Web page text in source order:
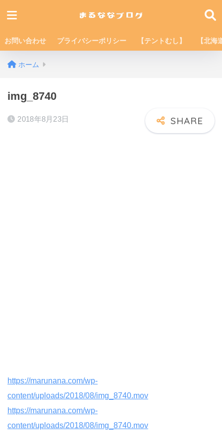
お問い合わせ プライバシーポリシー 【テントむし】 【北海
ホーム
img_8740
2018年8月23日
https://marunana.com/wp-
content/uploads/2018/08/img_8740.mov
https://marunana.com/wp-
content/uploads/2018/08/img_8740.mov